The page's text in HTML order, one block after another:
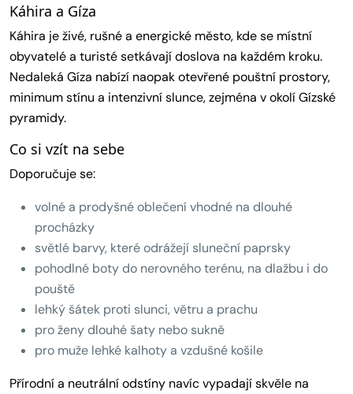
Káhira a Gíza
Káhira je živé, rušné a energické město, kde se místní
obyvatelé a turisté setkávají doslova na každém kroku.
Nedaleká Gíza nabízí naopak otevřené pouštní prostory,
minimum stínu a intenzivní slunce, zejména v okolí Gízské
pyramidy.
Co si vzít na sebe
Doporučuje se:
volné a prodyšné oblečení vhodné na dlouhé
procházky
světlé barvy, které odrážejí sluneční paprsky
pohodlné boty do nerovného terénu, na dlažbu i do
pouště
lehký šátek proti slunci, větru a prachu
pro ženy dlouhé šaty nebo sukně
pro muže lehké kalhoty a vzdušné košile
Přírodní a neutrální odstíny navíc vypadají skvěle na